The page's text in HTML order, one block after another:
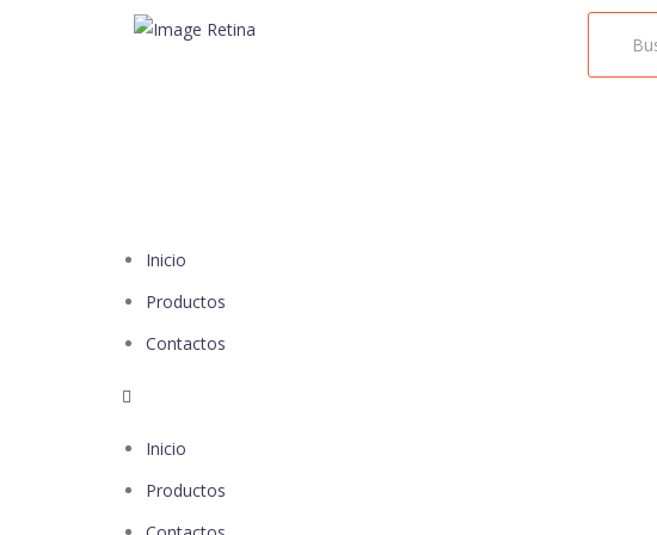
Inicio
Productos
Contactos
Inicio
Productos